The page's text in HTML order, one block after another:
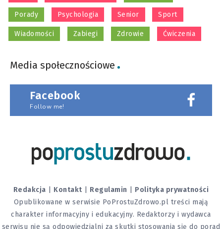
Porady Psychologia Senior Sport
Wiadomości Zabiegi Zdrowie Ćwiczenia
Media społecznościowe
Facebook
Follow me!
Redakcja Kontakt Regulamin
Polityka prywatności
Opublikowane w serwisie PoProstuZdrowo.pl treści mają
charakter informacyjny i edukacyjny. Redaktorzy i wydawca
serwisu nie są odpowiedzialni za skutki stosowania się do porad